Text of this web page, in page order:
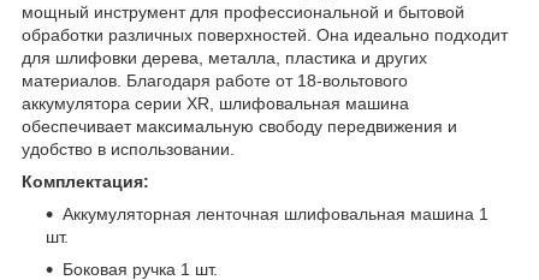
мощный инструмент для профессиональной и бытовой
обработки различных поверхностей. Она идеально подходит
для шлифовки дерева, металла, пластика и других
материалов. Благодаря работе от 18-вольтового
аккумулятора серии XR, шлифовальная машина
обеспечивает максимальную свободу передвижения и
удобство в использовании.
Комплектация:
Аккумуляторная ленточная шлифовальная машина 1
шт.
Боковая ручка 1 шт.